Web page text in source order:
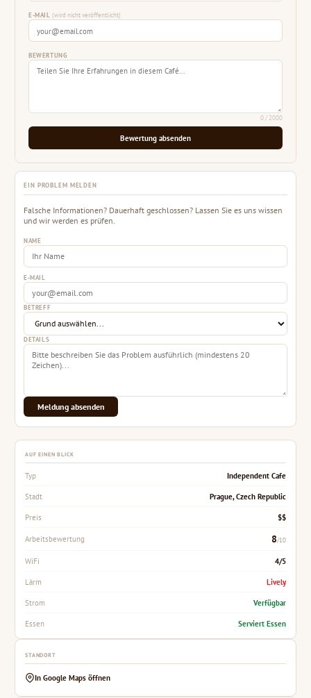
E-MAIL(wird nicht veröffentlicht)
BEWERTUNG
0/ 2000
Bewertung absenden
EIN PROBLEM MELDEN
Falsche Informationen? Dauerhaft geschlossen? Lassen Sie es uns wissen
und wir werden es prüfen.
NAME
E-MAIL
BETREFF
DETAILS
Meldung absenden
AUF EINEN BLICK
Typ Independent Cafe
Stadt Prague, Czech Republic
Preis $$
Arbeitsbewertung 8/10
WiFi 4/5
Lärm Lively
Strom Verfügbar
Essen Serviert Essen
STANDORT
In Google Maps öffnen